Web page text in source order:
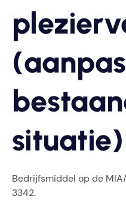
situatie)
Bedrijfsmiddel op de
3342.